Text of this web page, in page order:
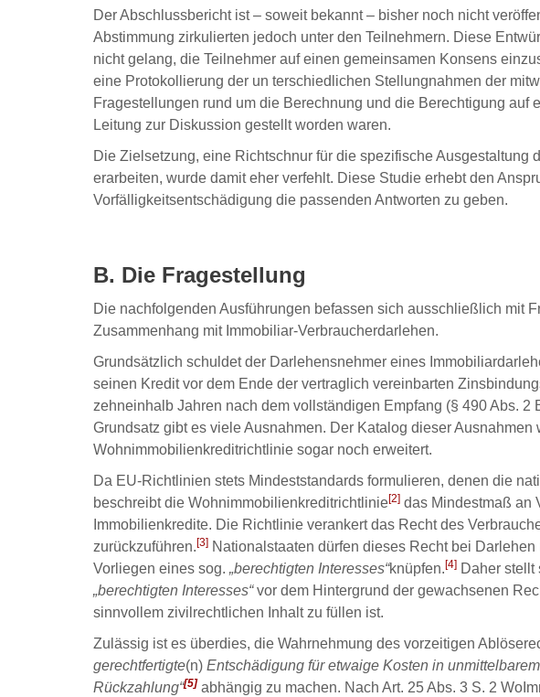
Der Abschlussbericht ist – soweit bekannt – bisher noch nicht
Abstimmung zirkulierten jedoch unter den Teilnehmern. Diese
nicht gelang, die Teilnehmer auf einen gemeinsamen Konsens
eine Protokollierung der un terschiedlichen Stellungnahmen der
Fragestellungen rund um die Berechnung und die Berechtigung auf
Leitung zur Diskussion gestellt worden waren.
Die Zielsetzung, eine Richtschnur für die spezifische Ausgestaltung
erarbeiten, wurde damit eher verfehlt. Diese Studie erhebt den
Vorfälligkeitsentschädigung die passenden Antworten zu geben.
B. Die Fragestellung
Die nachfolgenden Ausführungen befassen sich ausschließlich mit
Zusammenhang mit Immobiliar-Verbraucherdarlehen.
Grundsätzlich schuldet der Darlehensnehmer eines
seinen Kredit vor dem Ende der vertraglich vereinbarten
zehneinhalb Jahren nach dem vollständigen Empfang (§ 490 Abs.
Grundsatz gibt es viele Ausnahmen. Der Katalog dieser Ausnahmen
Wohnimmobilienkreditrichtlinie sogar noch erweitert.
Da EU-Richtlinien stets Mindeststandards formulieren, denen die
beschreibt die Wohnimmobilienkreditrichtlinie[2] das Mindestmaß an
Immobilienkredite. Die Richtlinie verankert das Recht des
zurückzuführen.[3] Nationalstaaten dürfen dieses Recht bei
Vorliegen eines sog. „berechtigten Interesses“knüpfen.[4] Daher stellt
„berechtigten Interesses“vor dem Hintergrund der gewachsenen
sinnvollem zivilrechtlichen Inhalt zu füllen ist.
Zulässig ist es überdies, die Wahrnehmung des vorzeitigen
gerechtfertigte(n) Entschädigung für etwaige Kosten in
Rückzahlung“[5] abhängig zu machen. Nach Art. 25 Abs. 3 S. 2